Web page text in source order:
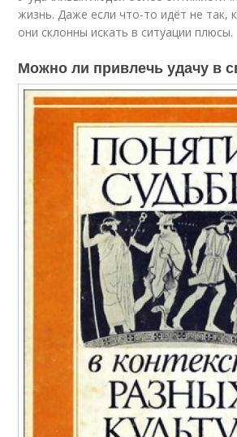
жизнь. Даже если что-то идёт не так,
они склонны искать в ситуации плюсы.
Можно ли привлечь удачу в